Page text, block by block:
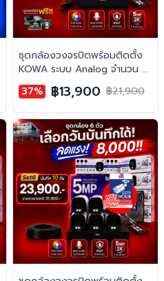
ชุดกล้องวงจรปิดพร้อมติดตั้ง
KOWA ระบบ Analog จำนวน 2
ตัว ความคมชัด 5MP บันทึกภาพ
สี 24 ชั่วโมง พร้อมบันทึกเสียง
37% ฿13,900 ฿21,900